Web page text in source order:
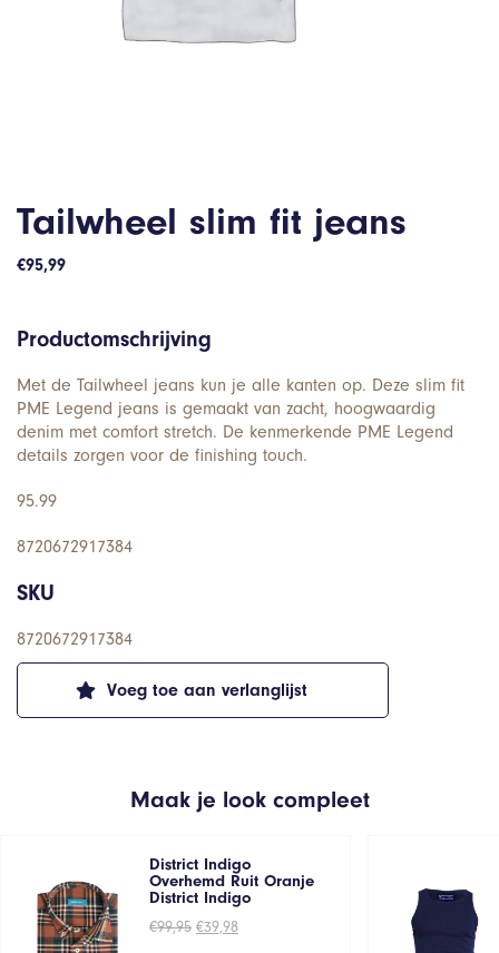
Tailwheel slim fit jeans
€95,99
Voeg toe aan verlanglijst
Productomschrijving
Met de Tailwheel jeans kun je alle kanten op. Deze slim fit
PME Legend jeans is gemaakt van zacht, hoogwaardig
denim met comfort stretch. De kenmerkende PME Legend
details zorgen voor de finishing touch.
95.99
8720672917384
SKU
8720672917384
Maak je look compleet
District Indigo
Overhemd Ruit Oranje
District Indigo
€99,95 Oorspronkelijke
€39,98Huidige